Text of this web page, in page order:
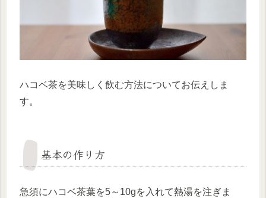
ハコベ茶を美味しく飲む方法についてお伝えしま
す。
基本の作り方
急須にハコベ茶葉を5～10gを入れて熱湯を注ぎま